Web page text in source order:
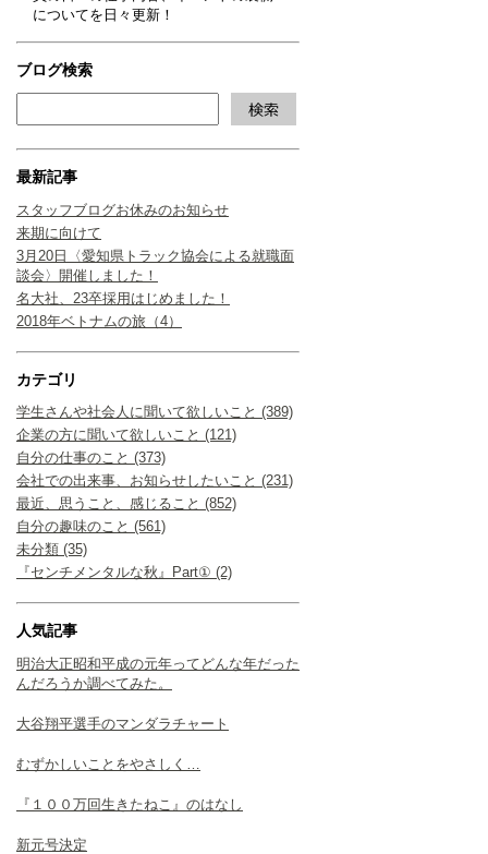
についてを日々更新！
ブログ検索
最新記事
スタッフブログお休みのお知らせ
来期に向けて
3月20日〈愛知県トラック協会による就職面
談会〉開催しました！
名大社、23卒採用はじめました！
2018年ベトナムの旅（4）
カテゴリ
学生さんや社会人に聞いて欲しいこと (389)
企業の方に聞いて欲しいこと (121)
自分の仕事のこと (373)
会社での出来事、お知らせしたいこと (231)
最近、思うこと、感じること (852)
自分の趣味のこと (561)
未分類 (35)
『センチメンタルな秋』Part① (2)
人気記事
明治大正昭和平成の元年ってどんな年だった
んだろうか調べてみた。
大谷翔平選手のマンダラチャート
むずかしいことをやさしく…
『１００万回生きたねこ』のはなし
新元号決定